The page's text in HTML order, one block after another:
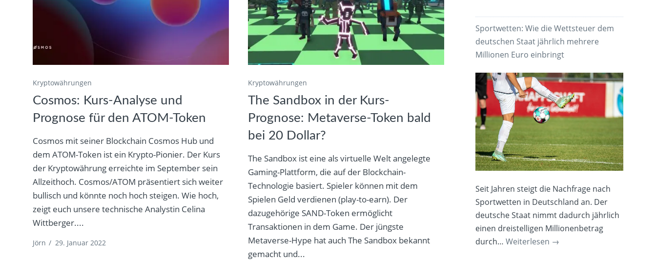
Kryptowährungen
Cosmos: Kurs-Analyse und
Prognose für den ATOM-Token
Cosmos mit seiner Blockchain Cosmos Hub und
dem ATOM-Token ist ein Krypto-Pionier. Der Kurs
der Kryptowährung erreichte im September sein
Allzeithoch. Cosmos/ATOM präsentiert sich weiter
bullisch und könnte noch hoch steigen. Wie hoch,
zeigt euch unsere technische Analystin Celina
Wittberger....
Jörn / 29. Januar 2022
Kryptowährungen
The Sandbox in der Kurs-
Prognose: Metaverse-Token bald
bei 20 Dollar?
The Sandbox ist eine als virtuelle Welt angelegte
Gaming-Plattform, die auf der Blockchain-
Technologie basiert. Spieler können mit dem
Spielen Geld verdienen (play-to-earn). Der
dazugehörige SAND-Token ermöglicht
Transaktionen in dem Game. Der jüngste
Metaverse-Hype hat auch The Sandbox bekannt
gemacht und...
Sportwetten: Wie die Wettsteuer dem
deutschen Staat jährlich mehrere
Millionen Euro einbringt
Seit Jahren steigt die Nachfrage nach
Sportwetten in Deutschland an. Der
deutsche Staat nimmt dadurch jährlich
einen dreistelligen Millionenbetrag
durch…Weiterlesen →